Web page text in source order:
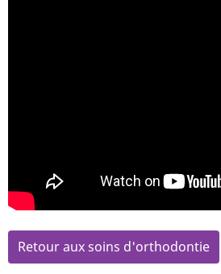
Retour aux soins d'orthodontie